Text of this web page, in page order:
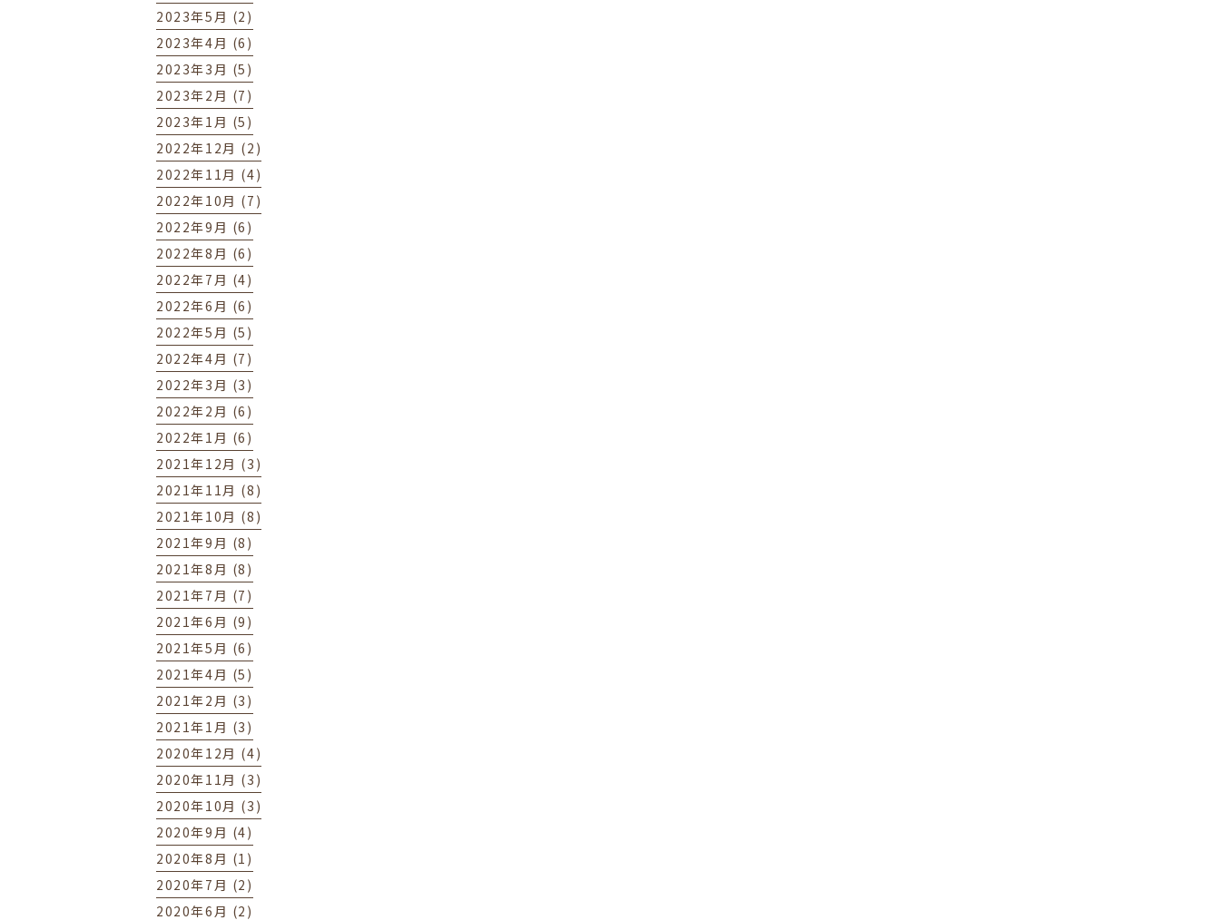
2023年5月 (2)
2023年4月 (6)
2023年3月 (5)
2023年2月 (7)
2023年1月 (5)
2022年12月 (2)
2022年11月 (4)
2022年10月 (7)
2022年9月 (6)
2022年8月 (6)
2022年7月 (4)
2022年6月 (6)
2022年5月 (5)
2022年4月 (7)
2022年3月 (3)
2022年2月 (6)
2022年1月 (6)
2021年12月 (3)
2021年11月 (8)
2021年10月 (8)
2021年9月 (8)
2021年8月 (8)
2021年7月 (7)
2021年6月 (9)
2021年5月 (6)
2021年4月 (5)
2021年2月 (3)
2021年1月 (3)
2020年12月 (4)
2020年11月 (3)
2020年10月 (3)
2020年9月 (4)
2020年8月 (1)
2020年7月 (2)
2020年6月 (2)